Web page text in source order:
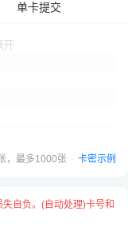
单卡提交
，最多1000张 · 卡密示例
自负。(自动处理)卡号和